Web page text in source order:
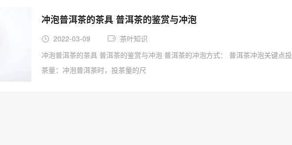
冲泡普洱茶的茶具 普洱茶的鉴赏与冲泡
2022-03-09
茶叶知识
冲泡普洱茶的茶具 普洱茶的鉴赏与冲泡 普洱茶的冲泡方式： 普洱茶冲泡关键点投
茶量：冲泡普洱茶时，投茶量的尺